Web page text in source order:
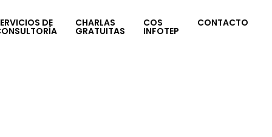
DE CHARLAS
GRATUITAS
COS
INFOTEP
CONTACTO